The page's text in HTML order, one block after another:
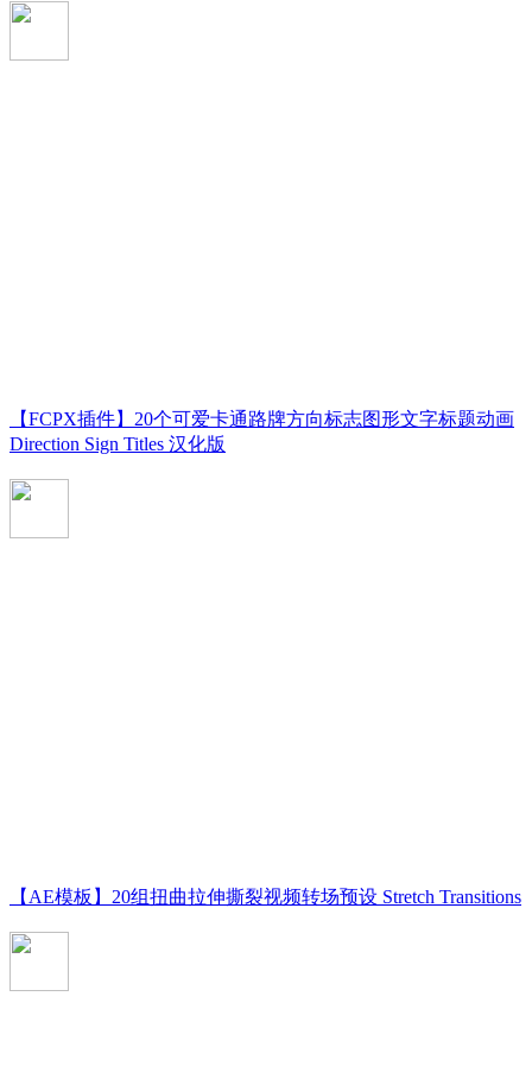
【FCPX插件】20个可爱卡通路牌方向标志图形文字标题动画
Direction Sign Titles 汉化版
【AE模板】20组扭曲拉伸撕裂视频转场预设 Stretch Transitions